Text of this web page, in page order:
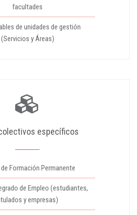
facultades
de unidades de gestión
(Servicios y Áreas)
específicos
Formación Permanente
de Empleo (estudiantes,
y empresas)